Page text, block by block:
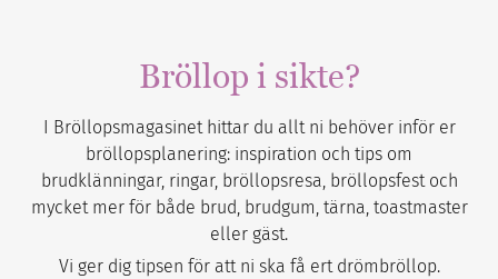
Bröllop i sikte?
I Bröllopsmagasinet hittar du allt ni behöver inför er
bröllopsplanering: inspiration och tips om
brudklänningar, ringar, bröllopsresa, bröllopsfest och
mycket mer för både brud, brudgum, tärna, toastmaster
eller gäst.
Vi ger dig tipsen för att ni ska få ert drömbröllop.